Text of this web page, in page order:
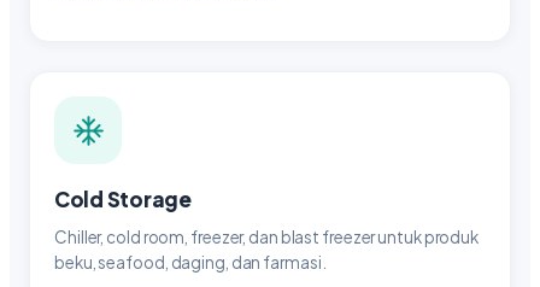
Cold Storage
Chiller, cold room, freezer, dan blast freezer untuk produk
beku, seafood, daging, dan farmasi.